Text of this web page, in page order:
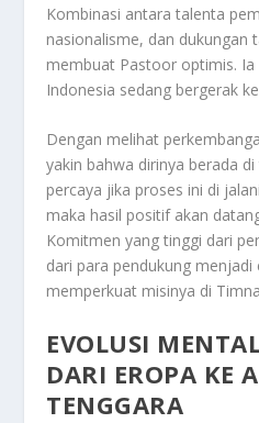
Kombinasi antara talenta
nasionalisme, dan dukungan
membuat Pastoor optimis. Ia
Indonesia sedang bergerak
Dengan melihat
yakin bahwa dirinya berada
percaya jika proses ini di
maka hasil positif akan
Komitmen yang tinggi dari
dari para pendukung menjadi
memperkuat misinya di
EVOLUSI
DARI EROPA KE
TENGGARA